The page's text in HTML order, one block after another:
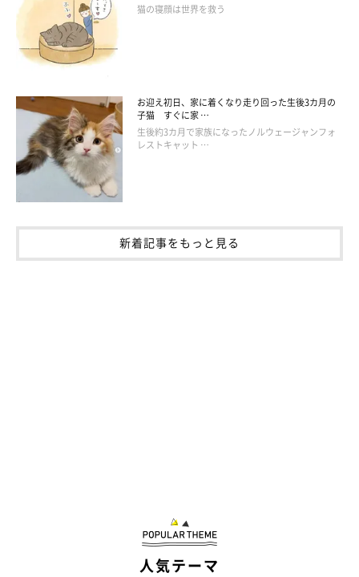
鳴く姿が可愛いカニちゃん。
そんなカニちゃんは、感情表現が豊かな一面も。たくさん鳴い
て“おしゃべり”をしたり、飼い主さんにかまってほしくてカプッ
猫の寝顔は世界を救う
お迎え初日、家に着くなり走り回った生後3カ月の
子猫 すぐに家 …
生後約3カ月で家族になったノルウェージャンフォ
レストキャット …
新着記事をもっと見る
人気テーマ